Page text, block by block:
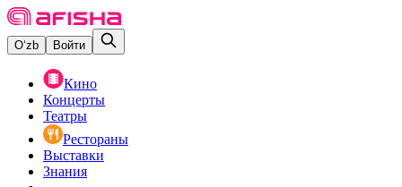
O‘zb Войти
Кино
Концерты
Театры
Рестораны
Выставки
Знания